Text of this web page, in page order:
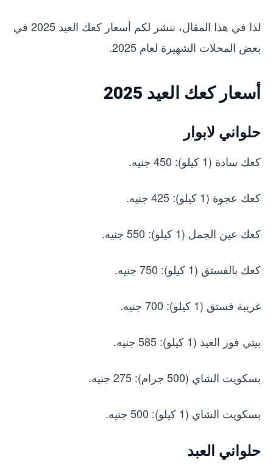
لذا في هذا المقال، ننشر لكم أسعار كعك العيد 2025 في
بعض المحلات الشهيرة لعام 2025.
أسعار كعك العيد 2025
حلواني لابوار
كعك سادة (1 كيلو): 450 جنيه.
كعك عجوة (1 كيلو): 425 جنيه.
كعك عين الجمل (1 كيلو): 550 جنيه.
كعك بالفستق (1 كيلو): 750 جنيه.
غريبة فستق (1 كيلو): 700 جنيه.
بيتي فور العيد (1 كيلو): 585 جنيه.
بسكويت الشاي (500 جرام): 275 جنيه.
بسكويت الشاي (1 كيلو): 500 جنيه.
حلواني العبد